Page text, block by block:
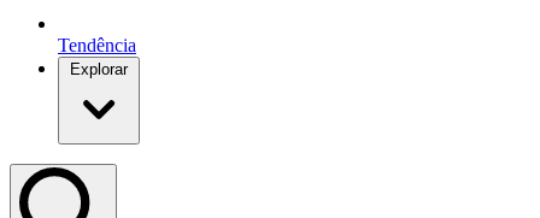
Tendência
Explorar